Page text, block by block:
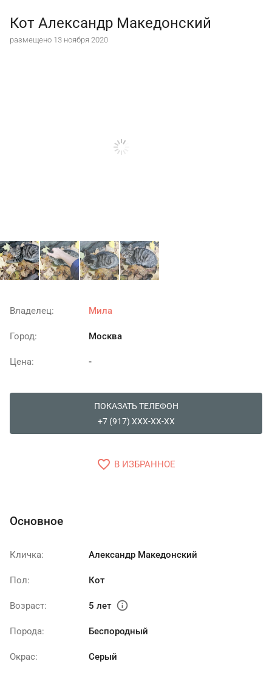
Кот Александр Македонский
размещено 13 ноября 2020
Владелец: Мила
Город: Москва
Цена: -
ПОКАЗАТЬ ТЕЛЕФОН
+7 (917) XXX-XX-XX
favorite_border В ИЗБРАННОЕ
Основное
Кличка: Александр Македонский
Пол: Кот
Возраст: 5 лет info
Порода: Беспородный
Окрас: Серый